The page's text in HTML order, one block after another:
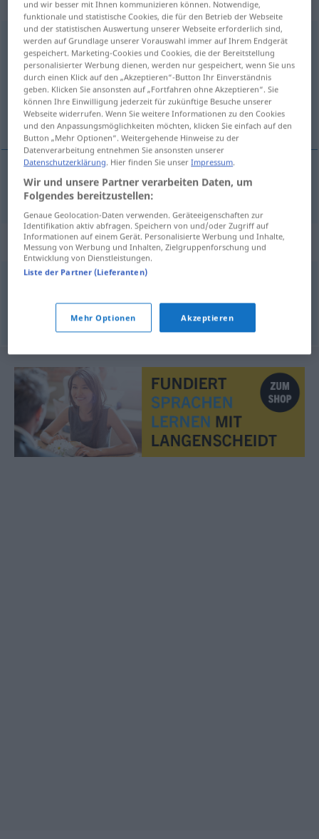
einbehaltenv/t
Übersicht aller Übersetzungen
(Für mehr Details die Übersetzung anklicken/antippen)
hålla inne, hålla kvar
hållainne,hållakvar einbehalten
Synonyme für "einbehalten"
© OpenThesaurus.de
und wir besser mit Ihnen kommunizieren können. Notwendige,
funktionale und statistische Cookies, die für den Betrieb der Webseite
und der statistischen Auswertung unserer Webseite erforderlich sind,
werden auf Grundlage unserer Vorauswahl immer auf Ihrem Endgerät
gespeichert. Marketing-Cookies und Cookies, die der Bereitstellung
personalisierter Werbung dienen, werden nur gespeichert, wenn Sie uns
durch einen Klick auf den „Akzeptieren“-Button Ihr Einverständnis
geben. Klicken Sie ansonsten auf „Fortfahren ohne Akzeptieren“. Sie
können Ihre Einwilligung jederzeit für zukünftige Besuche unserer
Webseite widerrufen. Wenn Sie weitere Informationen zu den Cookies
und den Anpassungsmöglichkeiten möchten, klicken Sie einfach auf den
Button „Mehr Optionen“. Weitergehende Hinweise zu der
Datenverarbeitung entnehmen Sie ansonsten unserer
Datenschutzerklärung. Hier finden Sie unserImpressum.
Wir und unsere Partner verarbeiten Daten, um
Folgendes bereitzustellen:
Genaue Geolocation-Daten verwenden. Geräteeigenschaften zur
Identifikation aktiv abfragen. Speichern von und/oder Zugriff auf
Informationen auf einem Gerät. Personalisierte Werbung und Inhalte,
Messung von Werbung und Inhalten, Zielgruppenforschung und
Entwicklung von Dienstleistungen.
Liste der Partner (Lieferanten)
Mehr Optionen Akzeptieren